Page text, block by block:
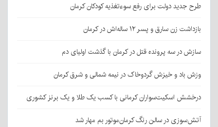
طرح جدید دولت برای رفع سوءتغذیه کودکان کرمان
بازداشت زن سارق و پسر ۱۲ ساله‌اش در کرمان
سازش در سه پرونده قتل در کرمان با گذشت اولیای دم
وزش باد و خیزش گردوخاک در نیمه شمالی و شرق کرمان
درخشش اسکیت‌سواران کرمانی با کسب یک طلا و یک برنز کشوری
آتش‌سوزی در سالن رنگ کرمان‌موتور بم مهار شد